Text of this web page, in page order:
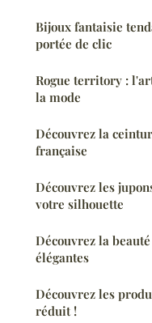
Bijoux fantaisie
portée de clic
Rogue territory :
la mode
Découvrez la
française
Découvrez les
votre silhouette
Découvrez la
élégantes
Découvrez les
réduit !